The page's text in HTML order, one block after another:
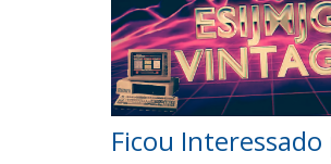
Ficou